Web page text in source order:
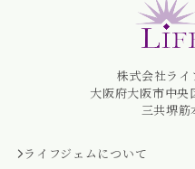
株式会社ライ
大阪府大阪市中
三共堺筋
ライフジェムについて